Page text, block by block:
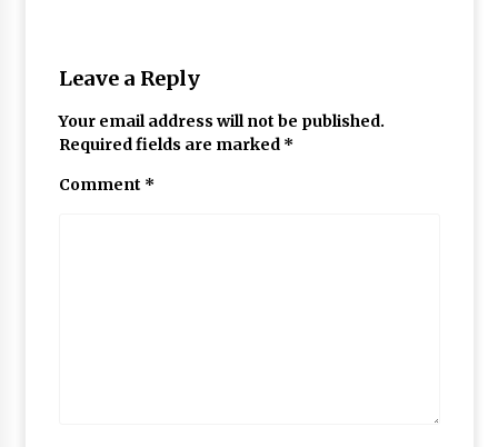
Leave a Reply
Your email address will not be published.
Required fields are marked *
Comment *